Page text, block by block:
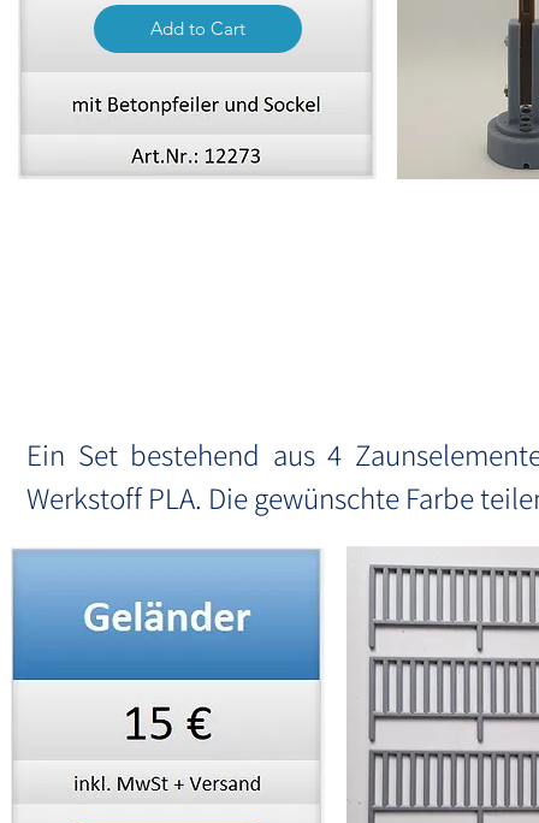
Add to Cart
Ein Set bestehend aus 4
Werkstoff PLA. Die gewünschte Farbe